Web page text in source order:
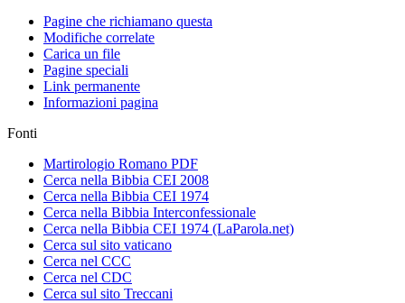
Pagine che richiamano questa
Modifiche correlate
Carica un file
Pagine speciali
Link permanente
Informazioni pagina
Fonti
Martirologio Romano PDF
Cerca nella Bibbia CEI 2008
Cerca nella Bibbia CEI 1974
Cerca nella Bibbia Interconfessionale
Cerca nella Bibbia CEI 1974 (LaParola.net)
Cerca sul sito vaticano
Cerca nel CCC
Cerca nel CDC
Cerca sul sito Treccani